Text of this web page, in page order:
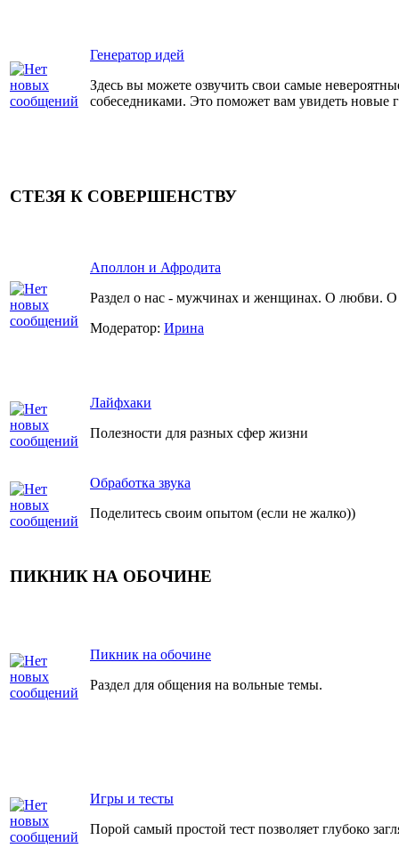
Генератор идей
Здесь вы можете озвучить свои самые
собеседниками. Это поможет вам увидеть
СТЕЗЯ К СОВЕРШЕНСТВУ
Аполлон и Афродита
Раздел о нас - мужчинах и женщинах. О любви. О
Модератор: Ирина
Лайфхаки
Полезности для разных сфер жизни
Обработка звука
Поделитесь своим опытом (если не жалко))
ПИКНИК НА ОБОЧИНЕ
Пикник на обочине
Раздел для общения на вольные темы.
Игры и тесты
Порой самый простой тест позволяет глубоко